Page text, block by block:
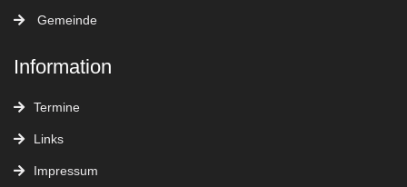
Gemeinde
Information
Termine
Links
Impressum